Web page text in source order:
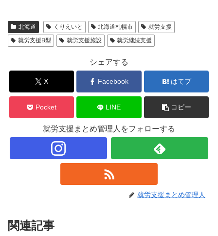
北海道 くりえいと 北海道札幌市
就労支援
就労支援B型
就労支援施設 就労継続支援
シェアする
X Facebook はてブ
Pocket LINE コピー
就労支援まとめ管理人をフォローする
就労支援まとめ管理人
関連記事